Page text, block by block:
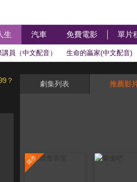
生 汽車 免費電影 單片
講員（中文配音） 生命的贏家(中文配音)
？ 劇集列表 推薦影